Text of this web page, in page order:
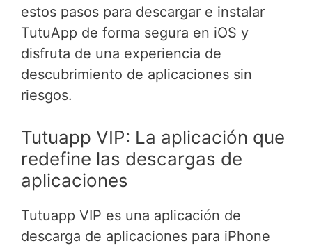
estos pasos para descargar e instalar
TutuApp de forma segura en iOS y
disfruta de una experiencia de
descubrimiento de aplicaciones sin
riesgos.
Tutuapp VIP: La aplicación que
redefine las descargas de
aplicaciones
Tutuapp VIP es una aplicación de
descarga de aplicaciones para iPhone